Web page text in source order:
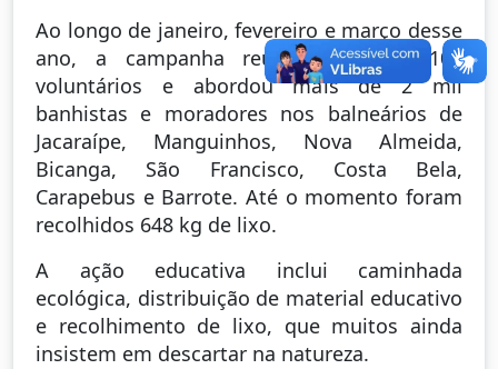
Ao longo de janeiro, fevereiro e março desse
ano, a campanha reuniu mais de 100
voluntários e abordou mais de 2 mil
banhistas e moradores nos balneários de
Jacaraípe, Manguinhos, Nova Almeida,
Bicanga, São Francisco, Costa Bela,
Carapebus e Barrote. Até o momento foram
recolhidos 648 kg de lixo.
A ação educativa inclui caminhada
ecológica, distribuição de material educativo
e recolhimento de lixo, que muitos ainda
insistem em descartar na natureza.